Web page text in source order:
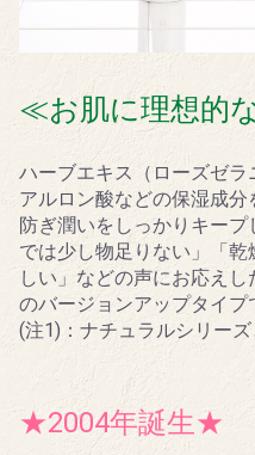
≪お肌に理想的
ハーブエキス（ローズゼラ
アルロン酸などの保湿成
防ぎ潤いをしっかりキー
では少し物足りない」「
しい」などの声にお応え
のバージョンアップタイプ
(注1)：ナチュラルシリー
★2004年誕生★